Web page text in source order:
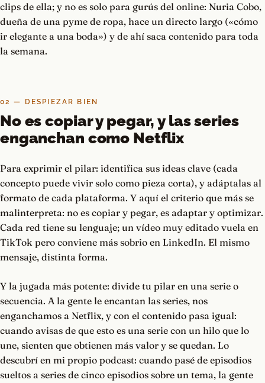
clips de ella; y no es solo para gurús del online: Nuria Cobo,
dueña de una pyme de ropa, hace un directo largo («cómo
ir elegante a una boda») y de ahí saca contenido para toda
la semana.
02 — DESPIEZAR BIEN
No es copiar y pegar, y las series
enganchan como Netflix
Para exprimir el pilar: identifica sus ideas clave (cada
concepto puede vivir solo como pieza corta), y adáptalas al
formato de cada plataforma. Y aquí el criterio que más se
malinterpreta: no es copiar y pegar, es adaptar y optimizar.
Cada red tiene su lenguaje; un vídeo muy editado vuela en
TikTok pero conviene más sobrio en LinkedIn. El mismo
mensaje, distinta forma.
Y la jugada más potente: divide tu pilar en una serie o
secuencia. A la gente le encantan las series, nos
enganchamos a Netflix, y con el contenido pasa igual:
cuando avisas de que esto es una serie con un hilo que lo
une, sienten que obtienen más valor y se quedan. Lo
descubrí en mi propio podcast: cuando pasé de episodios
sueltos a series de cinco episodios sobre un tema, la gente